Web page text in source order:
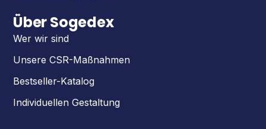
Über Sogedex
Wer wir sind
Unsere CSR-Maßnahmen
Bestseller-Katalog
Individuellen Gestaltung